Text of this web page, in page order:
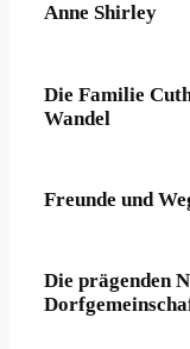
Anne Shirley
Die Familie
Wandel
Freunde und
Die prägenden